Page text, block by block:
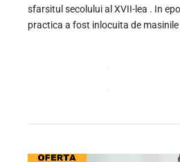
sfarsitul secolului al XVII-lea . In
practica a fost inlocuita de